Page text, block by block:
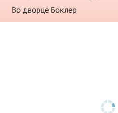
Во дворце Боклер